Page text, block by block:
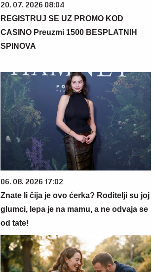
20. 07. 2026 08:04
REGISTRUJ SE UZ PROMO KOD
CASINO Preuzmi 1500 BESPLATNIH
SPINOVA
06. 08. 2026 17:02
Znate li čija je ovo ćerka? Roditelji su joj
glumci, lepa je na mamu, a ne odvaja se
od tate!